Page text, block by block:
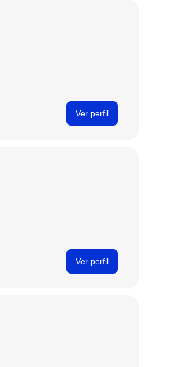
Ver perfil
Ver perfil